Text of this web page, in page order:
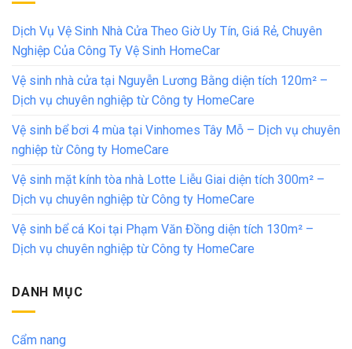
Dịch Vụ Vệ Sinh Nhà Cửa Theo Giờ Uy Tín, Giá Rẻ, Chuyên
Nghiệp Của Công Ty Vệ Sinh HomeCar
Vệ sinh nhà cửa tại Nguyễn Lương Bằng diện tích 120m² –
Dịch vụ chuyên nghiệp từ Công ty HomeCare
Vệ sinh bể bơi 4 mùa tại Vinhomes Tây Mỗ – Dịch vụ chuyên
nghiệp từ Công ty HomeCare
Vệ sinh mặt kính tòa nhà Lotte Liễu Giai diện tích 300m² –
Dịch vụ chuyên nghiệp từ Công ty HomeCare
Vệ sinh bể cá Koi tại Phạm Văn Đồng diện tích 130m² –
Dịch vụ chuyên nghiệp từ Công ty HomeCare
DANH MỤC
Cẩm nang